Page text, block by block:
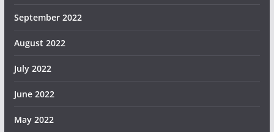
September 2022
August 2022
July 2022
June 2022
May 2022